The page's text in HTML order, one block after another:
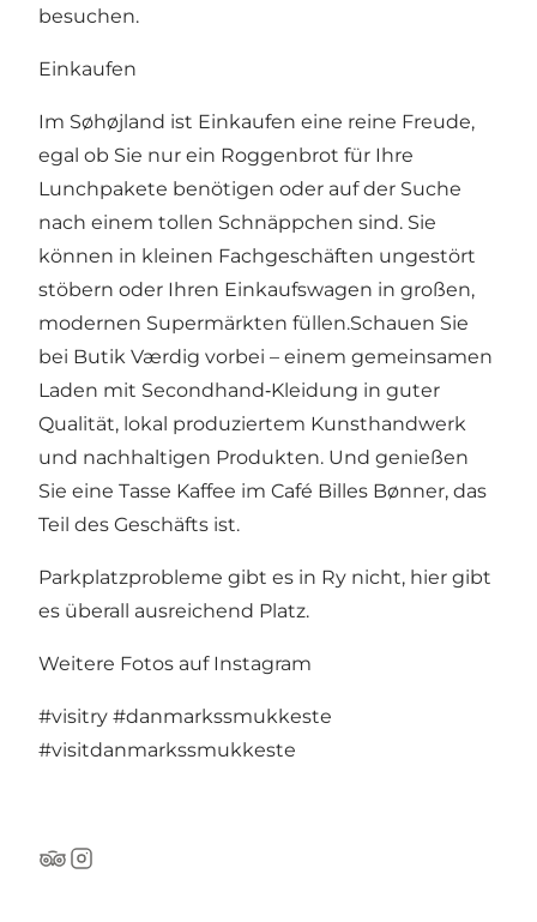
besuchen.
Einkaufen
Im Søhøjland ist Einkaufen eine reine Freude,
egal ob Sie nur ein Roggenbrot für Ihre
Lunchpakete benötigen oder auf der Suche
nach einem tollen Schnäppchen sind. Sie
können in kleinen Fachgeschäften ungestört
stöbern oder Ihren Einkaufswagen in großen,
modernen Supermärkten füllen.Schauen Sie
bei Butik Værdig vorbei – einem gemeinsamen
Laden mit Secondhand‑Kleidung in guter
Qualität, lokal produziertem Kunsthandwerk
und nachhaltigen Produkten. Und genießen
Sie eine Tasse Kaffee im Café Billes Bønner, das
Teil des Geschäfts ist.
Parkplatzprobleme gibt es in Ry nicht, hier gibt
es überall ausreichend Platz.
Weitere Fotos auf Instagram
#visitry #danmarkssmukkeste
#visitdanmarkssmukkeste
TripAdvisor
Instagram